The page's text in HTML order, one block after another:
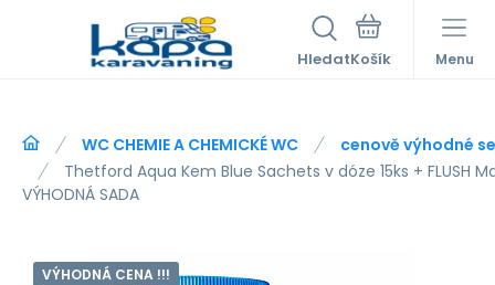
Hledat Menu
WC CHEMIE A CHEMICKÉ WC
cenově výhodné
Thetford Aqua Kem Blue Sachets v dóze 15ks + FLUSH
VÝHODNÁ SADA
VÝHODNÁ CENA !!!